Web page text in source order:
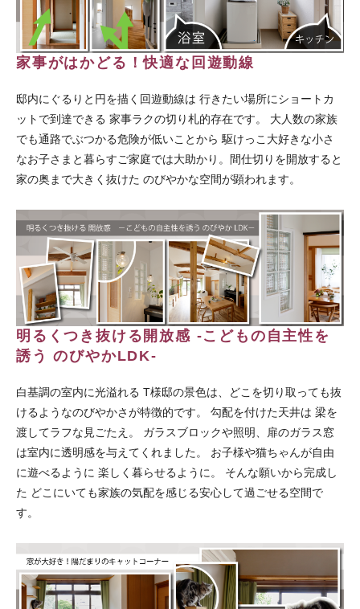
家事がはかどる！快適な回遊動線
邸内にぐるりと円を描く回遊動線は 行きたい場所にショートカ
ットで到達できる 家事ラクの切り札的存在です。 大人数の家族
でも通路でぶつかる危険が低いことから 駆けっこ大好きな小さ
なお子さまと暮らすご家庭では大助かり。間仕切りを開放すると
家の奥まで大きく抜けた のびやかな空間が顕われます。
明るくつき抜ける開放感 -こどもの自主性を
誘う のびやかLDK-
白基調の室内に光溢れる T様邸の景色は、どこを切り取っても抜
けるようなのびやかさが特徴的です。 勾配を付けた天井は 梁を
渡してラフな見ごたえ。 ガラスブロックや照明、扉のガラス窓
は室内に透明感を与えてくれました。 お子様や猫ちゃんが自由
に遊べるように 楽しく暮らせるように。 そんな願いから完成し
た どこにいても家族の気配を感じる安心して過ごせる空間で
す。